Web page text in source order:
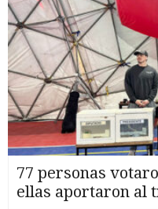
77 personas
ellas aportaron al